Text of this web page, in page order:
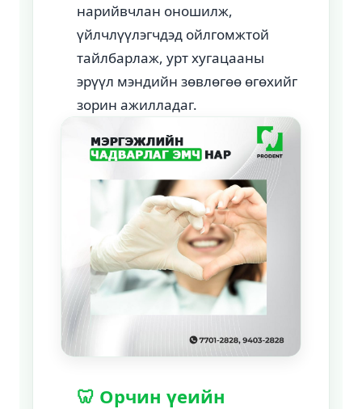
нарийвчлан оношилж,
үйлчлүүлэгчдэд ойлгомжтой
тайлбарлаж, урт хугацааны
эрүүл мэндийн зөвлөгөө өгөхийг
зорин ажилладаг.
🦷 Орчин үеийн